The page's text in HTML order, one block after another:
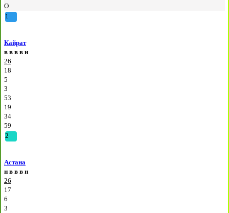
О
1
Кайрат
в в в в н
26
18
5
3
53
19
34
59
2
Астана
н в в в н
26
17
6
3